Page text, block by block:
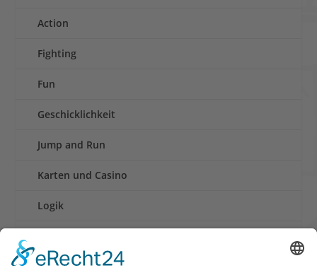
Action
Fighting
Fun
Geschicklichkeit
Jump and Run
Karten und Casino
Logik
Retro und Klassiker